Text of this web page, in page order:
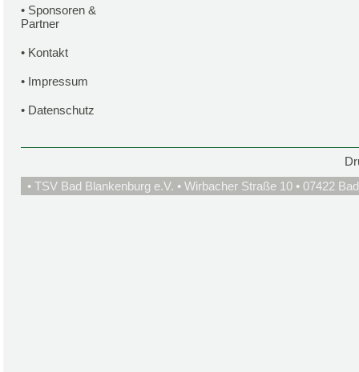
• Sponsoren &
Partner
• Kontakt
• Impressum
• Datenschutz
• TSV Bad Blankenburg e.V. • Wirbacher Straße 10 • 07422